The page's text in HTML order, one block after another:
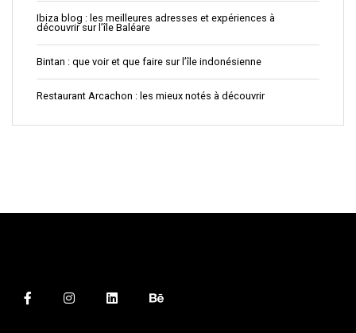
Ibiza blog : les meilleures adresses et expériences à
découvrir sur l’île Baléare
Bintan : que voir et que faire sur l’île indonésienne
Restaurant Arcachon : les mieux notés à découvrir